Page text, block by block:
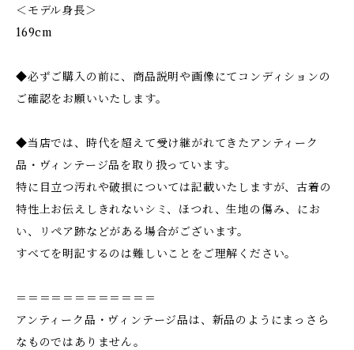
＜モデル身長＞
169cm
◆必ずご購入の前に、商品説明や画像にてコンディションの
ご確認をお願いいたします。
◆当店では、時代を超えて受け継がれてきたアンティーク
品・ヴィンテージ品を取り扱っています。
特に目立つ汚れや破損については記載いたしますが、古着の
特性上お伝えしきれないシミ、ほつれ、生地の傷み、にお
い、リペア跡などがある場合がございます。
すべてを明記するのは難しいことをご理解ください。
＝＝＝＝＝＝＝＝＝＝＝＝
アンティーク品・ヴィンテージ品は、新品のようにまっさら
なものではありません。